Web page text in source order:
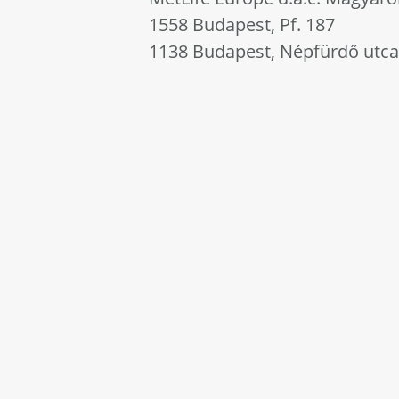
1558 Budapest, Pf. 187
1138 Budapest, Népfürdő